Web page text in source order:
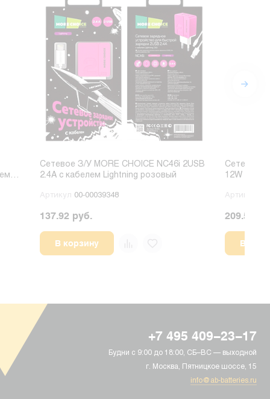
Сетевое З/У MORE CHOICE NC46i 2USB
2.4A с кабелем Lightning розовый
Артикул 00-00039348
137.92 руб.
В корзину
Сетевое
12W с
Артикул
209.57
В
+7 495 409-23-17
Будни с 9:00 до 18:00, СБ–ВС — выходной
г. Москва, Пятницкое шоссе, 15
info@ab-batteries.ru